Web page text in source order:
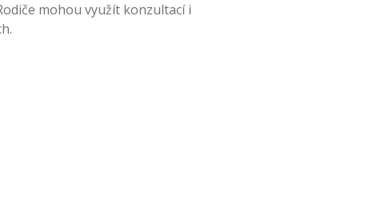
mohou využít konzultací i